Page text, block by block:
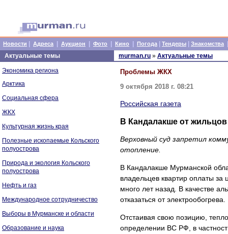
Новости Адреса Аукцион Фото Кино Погода Тендеры Знакомства
Актуальные темы
Экономика региона
Арктика
Социальная сфера
ЖКХ
Культурная жизнь края
Полезные ископаемые Кольского
полуострова
Природа и экология Кольского
полуострова
Нефть и газ
Международное сотрудничество
Выборы в Мурманске и области
Образование и наука
murman.ru » Актуальные темы
Проблемы ЖКХ
9 октября 2018 г. 08:21
Российская газета
В Кандалакше от
Верховный суд запретил
отопление.
В Кандалакше Мурманской
владельцев квартир оплаты за
много лет назад. В качестве
отказаться от электрообогрева.
Отстаивая свою позицию,
определении ВС РФ, в